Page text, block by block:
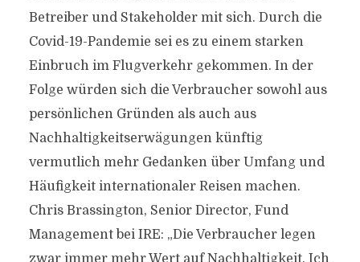
Betreiber und Stakeholder mit sich. Durch die
Covid-19-Pandemie sei es zu einem starken
Einbruch im Flugverkehr gekommen. In der
Folge würden sich die Verbraucher sowohl aus
persönlichen Gründen als auch aus
Nachhaltigkeitserwägungen künftig
vermutlich mehr Gedanken über Umfang und
Häufigkeit internationaler Reisen machen.
Chris Brassington, Senior Director, Fund
Management bei IRE: „Die Verbraucher legen
zwar immer mehr Wert auf Nachhaltigkeit. Ich